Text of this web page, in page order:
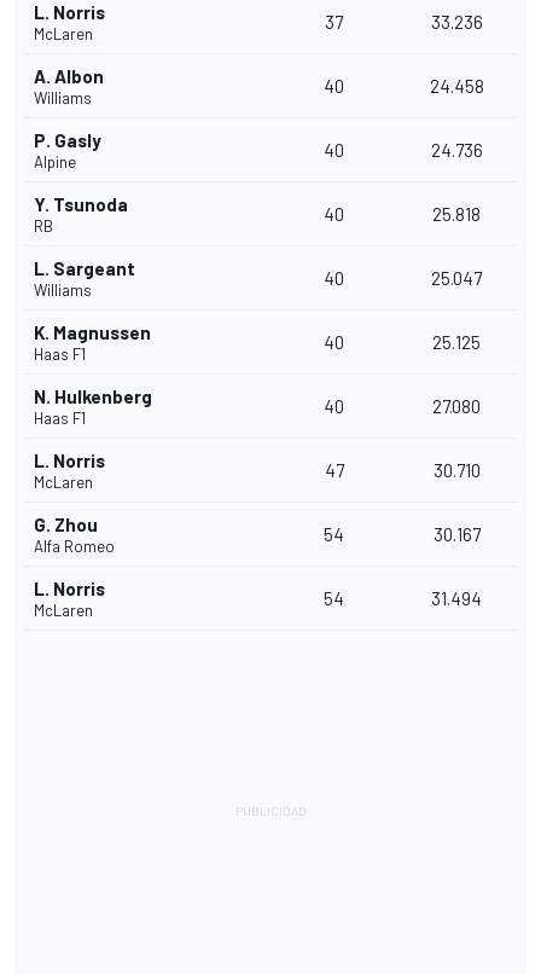
L. Norris
McLaren
37 33.236
A. Albon
Williams
40 24.458
P. Gasly
Alpine
40 24.736
Y. Tsunoda
RB
40 25.818
L. Sargeant
Williams
40 25.047
K. Magnussen
Haas F1
40 25.125
N. Hulkenberg
Haas F1
40 27.080
L. Norris
McLaren
47 30.710
G. Zhou
Alfa Romeo
54 30.167
L. Norris
McLaren
54 31.494